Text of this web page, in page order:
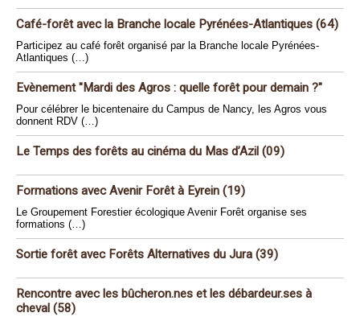
Café-forêt avec la Branche locale Pyrénées-Atlantiques (64)
Participez au café forêt organisé par la Branche locale Pyrénées-
Atlantiques (…)
Evènement "Mardi des Agros : quelle forêt pour demain ?"
Pour célébrer le bicentenaire du Campus de Nancy, les Agros vous
donnent RDV (…)
Le Temps des forêts au cinéma du Mas d’Azil (09)
Formations avec Avenir Forêt à Eyrein (19)
Le Groupement Forestier écologique Avenir Forêt organise ses
formations (…)
Sortie forêt avec Forêts Alternatives du Jura (39)
Rencontre avec les bûcheron.nes et les débardeur.ses à
cheval (58)